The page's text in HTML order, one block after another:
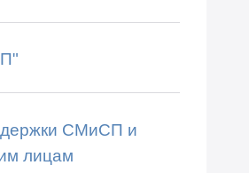
СМиСП и
лицам